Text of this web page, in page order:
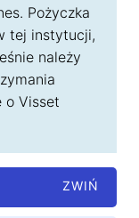
Pożyczka
tej instytucji,
należy
o Visset